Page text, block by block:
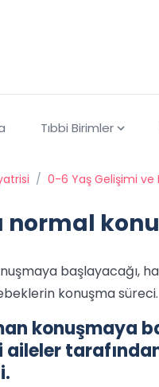
Tıbbi Birimler
/ 0-6 Yaş Gelişimi ve
başlayacağı,
konuşma süreci.
konuşmaya